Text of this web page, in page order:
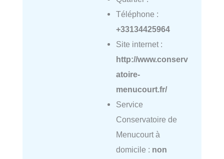
Téléphone :
+33134425964
Site internet :
http://www.conserv
atoire-
menucourt.fr/
Service
Conservatoire de
Menucourt à
domicile : non